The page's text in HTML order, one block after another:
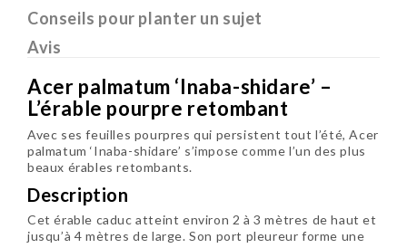
Conseils pour planter un sujet
Avis
Acer palmatum ‘Inaba-shidare’ –
L’érable pourpre retombant
Avec ses feuilles pourpres qui persistent tout l’été,Acer
palmatum ‘Inaba-shidare’ s’impose comme l’un des plus
beaux érables retombants.
Description
Cet érable caduc atteint environ 2 à 3 mètres de haut et
jusqu’à 4 mètres de large. Son port pleureur forme une